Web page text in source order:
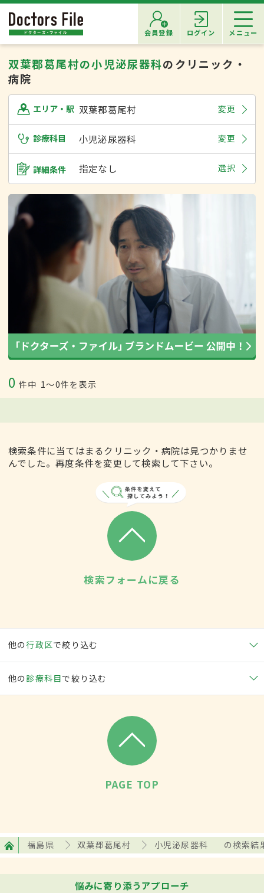
会員登録 ログイン メニュー
双葉郡葛尾村の小児泌尿器科のクリニック・
病院
エリア・駅 双葉郡葛尾村 変更
診療科目 小児泌尿器科 変更
詳細条件 指定なし 選択
0 件中 1〜0件を表示
検索条件に当てはまるクリニック・病院は見つかりませ
んでした。再度条件を変更して検索して下さい。
検索フォームに戻る
他の行政区で絞り込む
他の 診療科目で絞り込む
PAGE TOP
福島県 双葉郡葛尾村 小児泌尿器科 の検索結
悩みに寄り添うアプローチ